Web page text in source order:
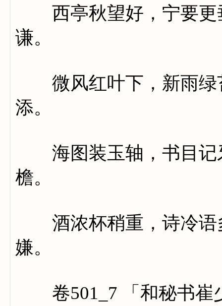
西亭秋望好，宁要更
谦。
微风红叶下，新雨绿
添。
海图装玉轴，书目记
檐。
酒浓杯稍重，诗冷语
嫌。
卷501_7 「和秘书崔